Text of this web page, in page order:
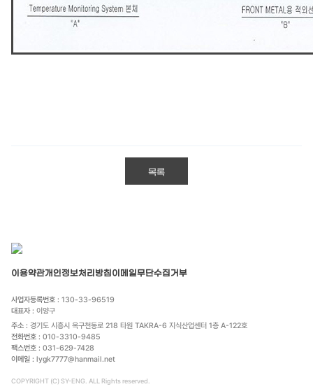
목록
이용약관개인정보처리방침 이메일무단수집거부
사업자등록번호 : 130-33-96519
대표자 : 이양구
주소 : 경기도 시흥시 옥구천동로 218 타원 TAKRA-6 지식산업센터 1층 A-122호
전화번호 : 010-3310-9485
팩스번호 : 031-629-7428
이메일 : lygk7777@hanmail.net
COPYRIGHT (C) SY-ENG. ALL Rights reserved.